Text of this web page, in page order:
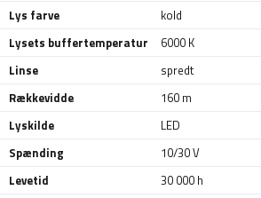
Lys farve
kold
Lysets buffertemperatur
6000 K
Linse
spredt
Rækkevidde
160 m
Lyskilde
LED
Spænding
10/30 V
Levetid
30 000 h